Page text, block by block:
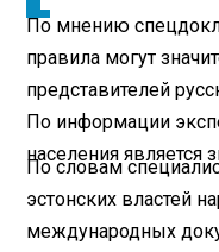
По мнению
правила могут
представителей
По информации
населения является
По словам
эстонских властей
международных